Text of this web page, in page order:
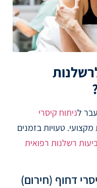
לניתוח קיסרי
טעויות בזמנים
רשלנות רפואית
דחוף (חירום)